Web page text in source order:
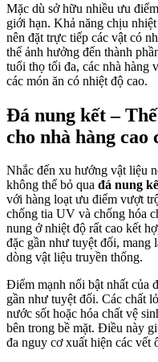
Mặc dù sở hữu nhiều ưu
giới hạn. Khả năng chịu
nên đặt trực tiếp các vật có
thể ảnh hưởng đến thành
tuổi thọ tối đa, các nhà hàng
các món ăn có nhiệt độ cao.
Đá nung kết –
cho nhà hàng cao
Nhắc đến xu hướng vật liệu
không thể bỏ qua đá nung
với hàng loạt ưu điểm vượt
chống tia UV và chống hóa
nung ở nhiệt độ rất cao kết
đặc gần như tuyệt đối, mang
dòng vật liệu truyền thống.
Điểm mạnh nổi bật nhất của
gần như tuyệt đối. Các chất
nước sốt hoặc hóa chất vệ
bên trong bề mặt. Điều này
đa nguy cơ xuất hiện các vết